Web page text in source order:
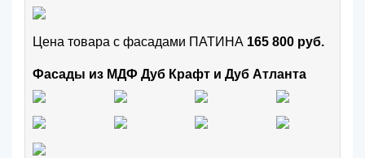
Цена товара с фасадами ПАТИНА 165 800 руб.
Фасады из МДФ Дуб Крафт и Дуб Атланта